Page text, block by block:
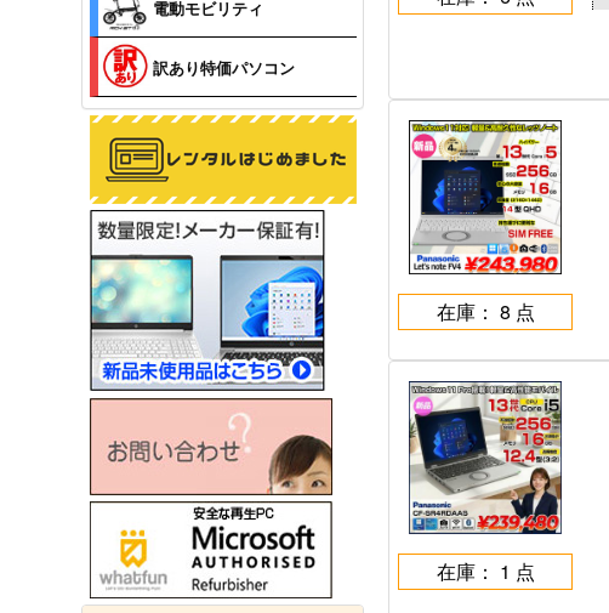
在庫： 8 点
在庫： 1 点
電動モビリティ
訳あり特価パソコン